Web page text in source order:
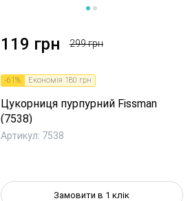
119 грн 299 грн
-61% Економія 180 грн
Цукорниця пурпурний Fissman
(7538)
Артикул: 7538
Замовити в 1 клік